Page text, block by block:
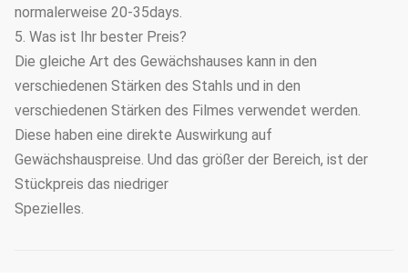
normalerweise 20-35days.
5. Was ist Ihr bester Preis?
Die gleiche Art des Gewächshauses kann in den
verschiedenen Stärken des Stahls und in den
verschiedenen Stärken des Filmes verwendet werden.
Diese haben eine direkte Auswirkung auf
Gewächshauspreise. Und das größer der Bereich, ist der
Stückpreis das niedriger
Spezielles.